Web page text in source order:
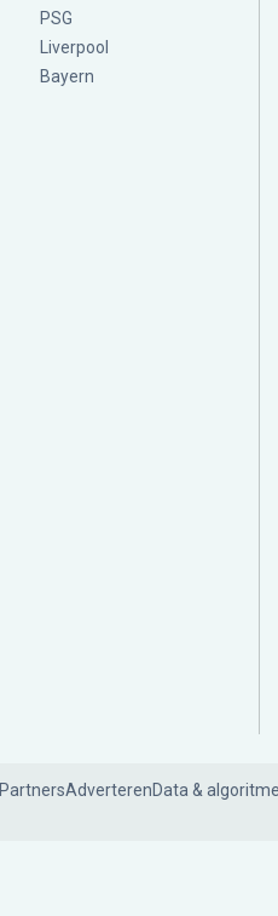
PSG
Liverpool
Bayern
PartnersAdverterenData &